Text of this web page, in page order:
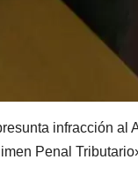
infracción al
Penal